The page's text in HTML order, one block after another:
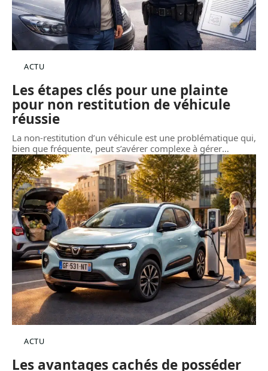
ACTU
Les étapes clés pour une plainte
pour non restitution de véhicule
réussie
La non-restitution d’un véhicule est une problématique qui,
bien que fréquente, peut s’avérer complexe à gérer…
ACTU
Les avantages cachés de posséder